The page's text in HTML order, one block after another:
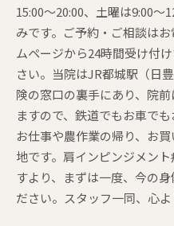
15:00〜20:00、土曜は9:00〜
みです。ご予約・ご相談は
ムページから24時間受け付
さい。当院はJR都城駅（日
険の窓口の裏手にあり、院
ますので、鉄道でもお車で
お仕事や農作業の帰り、お
地です。肩インピンジメン
すより、まずは一度、今の
ださい。スタッフ一同、心よ